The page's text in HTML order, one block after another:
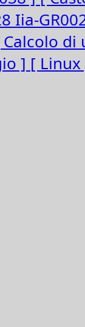
Iia-
Calcolo
] [